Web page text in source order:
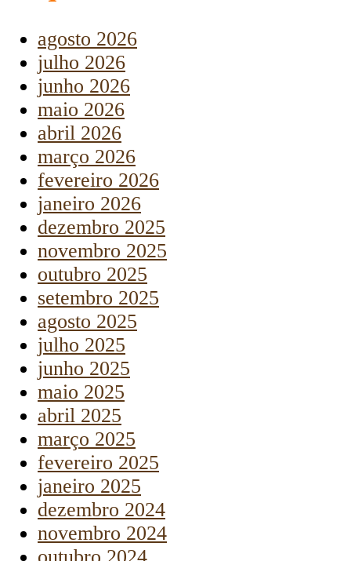
agosto 2026
julho 2026
junho 2026
maio 2026
abril 2026
março 2026
fevereiro 2026
janeiro 2026
dezembro 2025
novembro 2025
outubro 2025
setembro 2025
agosto 2025
julho 2025
junho 2025
maio 2025
abril 2025
março 2025
fevereiro 2025
janeiro 2025
dezembro 2024
novembro 2024